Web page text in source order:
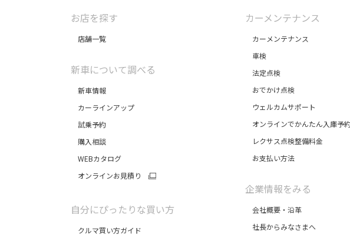
お店を探す
店舗一覧
新車について調べる
新車情報
カーラインアップ
試乗予約
購入相談
WEBカタログ
オンラインお見積り
自分にぴったりな買い方
クルマ買い方ガイド
カーメンテナンス
カーメンテナンス
車検
法定点検
おでかけ点検
ウェルカムサポート
オンラインでかんたん入庫予
レクサス点検整備料金
お支払い方法
企業情報をみる
会社概要・沿革
社長からみなさまへ